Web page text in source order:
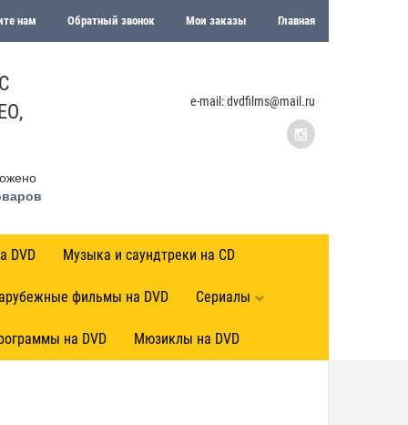
нам Обратный звонок Мои заказы Главная
e-mail: dvdfilms@mail.ru
DVD Музыка и саундтреки на CD
фильмы на DVD Сериалы
на DVD Мюзиклы на DVD